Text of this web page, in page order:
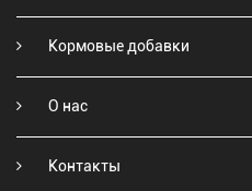
Кормовые добавки
О нас
Контакты